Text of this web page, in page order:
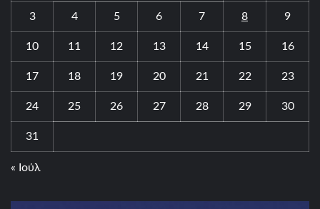
3 4 5 6 7 8 9
10 11 12 13 14 15 16
17 18 19 20 21 22 23
24 25 26 27 28 29 30
31
« Ιούλ